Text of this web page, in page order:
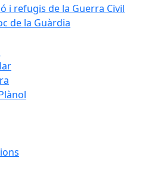
i refugis de la Guerra Civil
de la Guàrdia